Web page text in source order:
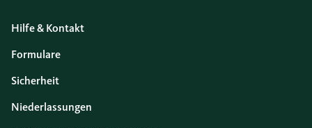
Hilfe & Kontakt
Formulare
Sicherheit
Niederlassungen